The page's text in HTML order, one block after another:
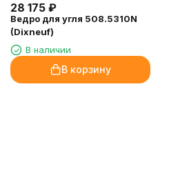
28 175 ₽
Ведро для угля 508.5310N
(Dixneuf)
В наличии
В корзину